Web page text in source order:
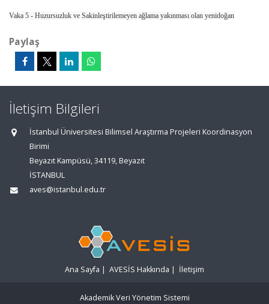
Vaka 5 - Huzursuzluk ve Sakinleştirilemeyen ağlama yakınması olan yenidoğan
Paylaş
İletişim Bilgileri
İstanbul Üniversitesi Bilimsel Araştırma Projeleri Koordinasyon
Birimi
Beyazıt Kampüsü, 34119, Beyazıt
İSTANBUL
aves@istanbul.edu.tr
Ana Sayfa | AVESİS Hakkında | İletişim
Akademik Veri Yönetim Sistemi